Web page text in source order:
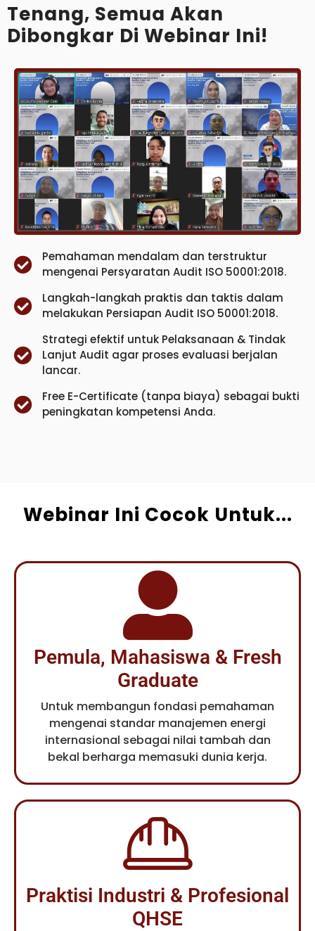
Tenang, Semua Akan
Dibongkar Di Webinar Ini!
Pemahaman mendalam dan terstruktur
mengenai Persyaratan Audit ISO 50001:2018.
Langkah-langkah praktis dan taktis dalam
melakukan Persiapan Audit ISO 50001:2018.
Strategi efektif untuk Pelaksanaan & Tindak
Lanjut Audit agar proses evaluasi berjalan
lancar.
Free E-Certificate (tanpa biaya) sebagai bukti
peningkatan kompetensi Anda.
Webinar Ini Cocok Untuk...
Pemula, Mahasiswa & Fresh
Graduate
Untuk membangun fondasi pemahaman
mengenai standar manajemen energi
internasional sebagai nilai tambah dan
bekal berharga memasuki dunia kerja.
Praktisi Industri & Profesional
QHSE